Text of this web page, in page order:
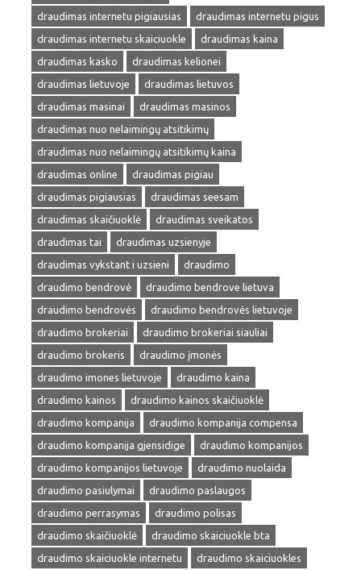
draudimas internetu pigiausias
draudimas internetu pigus
draudimas internetu skaiciuokle
draudimas kaina
draudimas kasko
draudimas kelionei
draudimas lietuvoje
draudimas lietuvos
draudimas masinai
draudimas masinos
draudimas nuo nelaimingų atsitikimų
draudimas nuo nelaimingų atsitikimų kaina
draudimas online
draudimas pigiau
draudimas pigiausias
draudimas seesam
draudimas skaičiuoklė
draudimas sveikatos
draudimas tai
draudimas uzsienyje
draudimas vykstant i uzsieni
draudimo
draudimo bendrovė
draudimo bendrove lietuva
draudimo bendrovės
draudimo bendrovės lietuvoje
draudimo brokeriai
draudimo brokeriai siauliai
draudimo brokeris
draudimo įmonės
draudimo imones lietuvoje
draudimo kaina
draudimo kainos
draudimo kainos skaičiuoklė
draudimo kompanija
draudimo kompanija compensa
draudimo kompanija gjensidige
draudimo kompanijos
draudimo kompanijos lietuvoje
draudimo nuolaida
draudimo pasiulymai
draudimo paslaugos
draudimo perrasymas
draudimo polisas
draudimo skaičiuoklė
draudimo skaiciuokle bta
draudimo skaiciuokle internetu
draudimo skaiciuokles